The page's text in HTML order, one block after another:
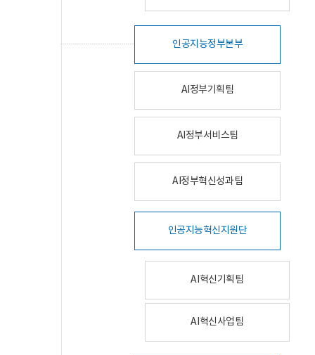
인공지능정부본부
AI정부기획팀
AI정부서비스팀
AI정부혁신성과팀
인공지능혁신지원단
AI혁신기획팀
AI혁신사업팀